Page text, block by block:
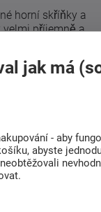
horní skříňky a
velmi příjemně a
romantickém i
z
horní skříňky,
jak má
- aby
abyste